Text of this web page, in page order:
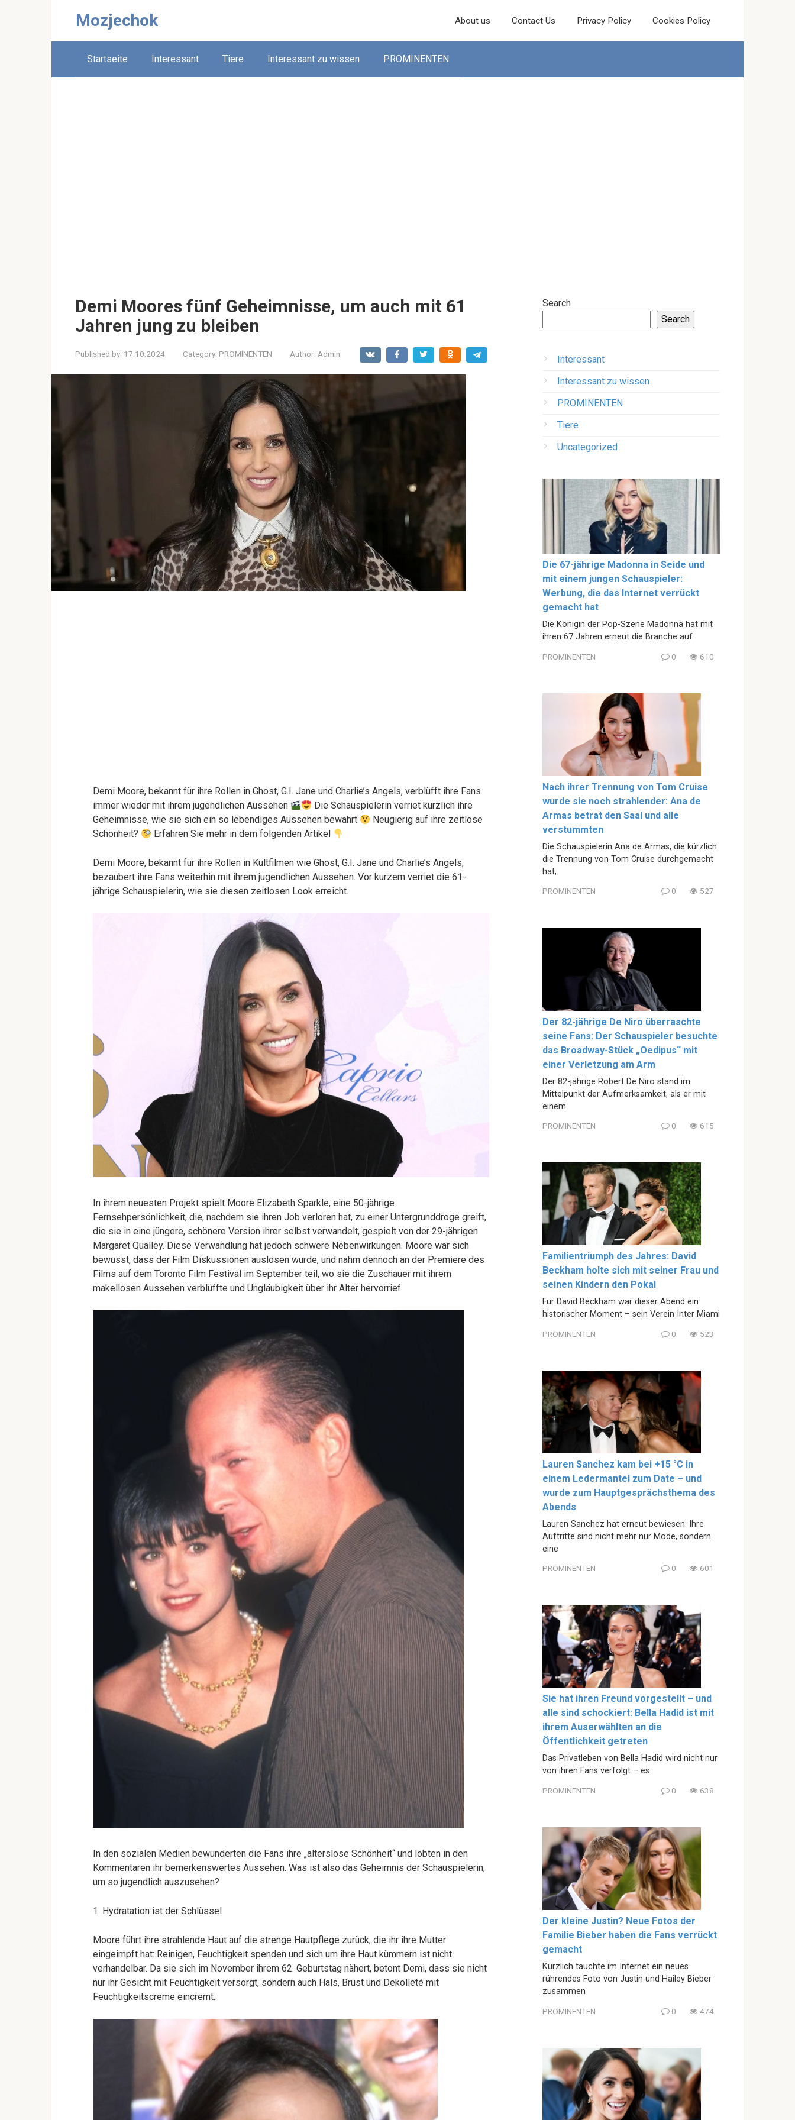
Mozjechok About us Contact Us Privacy Policy Cookies Policy
Startseite Interessant Tiere Interessant zu wissen PROMINENTEN
Demi Moores fünf Geheimnisse, um auch mit 61
Jahren jung zu bleiben
Published by: 17.10.2024 Category: PROMINENTEN Author: Admin
Demi Moore, bekannt für ihre Rollen in Ghost, G.I. Jane und Charlie’s Angels, verblüfft ihre Fans
immer wieder mit ihrem jugendlichen Aussehen
Die Schauspielerin verriet kürzlich ihre
Geheimnisse, wie sie sich ein so lebendiges Aussehen bewahrt
Neugierig auf ihre zeitlose
Schönheit?
Erfahren Sie mehr in dem folgenden Artikel
Demi Moore, bekannt für ihre Rollen in Kultfilmen wie Ghost, G.I. Jane und Charlie’s Angels,
bezaubert ihre Fans weiterhin mit ihrem jugendlichen Aussehen. Vor kurzem verriet die 61-
jährige Schauspielerin, wie sie diesen zeitlosen Look erreicht.
In ihrem neuesten Projekt spielt Moore Elizabeth Sparkle, eine 50-jährige
Fernsehpersönlichkeit, die, nachdem sie ihren Job verloren hat, zu einer Untergrunddroge greift,
die sie in eine jüngere, schönere Version ihrer selbst verwandelt, gespielt von der 29-jährigen
Margaret Qualley. Diese Verwandlung hat jedoch schwere Nebenwirkungen. Moore war sich
bewusst, dass der Film Diskussionen auslösen würde, und nahm dennoch an der Premiere des
Films auf dem Toronto Film Festival im September teil, wo sie die Zuschauer mit ihrem
makellosen Aussehen verblüffte und Ungläubigkeit über ihr Alter hervorrief.
In den sozialen Medien bewunderten die Fans ihre „alterslose Schönheit“ und lobten in den
Kommentaren ihr bemerkenswertes Aussehen. Was ist also das Geheimnis der Schauspielerin,
um so jugendlich auszusehen?
1. Hydratation ist der Schlüssel
Moore führt ihre strahlende Haut auf die strenge Hautpflege zurück, die ihr ihre Mutter
eingeimpft hat: Reinigen, Feuchtigkeit spenden und sich um ihre Haut kümmern ist nicht
verhandelbar. Da sie sich im November ihrem 62. Geburtstag nähert, betont Demi, dass sie nicht
nur ihr Gesicht mit Feuchtigkeit versorgt, sondern auch Hals, Brust und Dekolleté mit
Feuchtigkeitscreme eincremt.
Search
Search
Interessant
Interessant zu wissen
PROMINENTEN
Tiere
Uncategorized
Die 67-jährige Madonna in Seide und
mit einem jungen Schauspieler:
Werbung, die das Internet verrückt
gemacht hat
Die Königin der Pop-Szene Madonna hat mit
ihren 67 Jahren erneut die Branche auf
PROMINENTEN 0 610
Nach ihrer Trennung von Tom Cruise
wurde sie noch strahlender: Ana de
Armas betrat den Saal und alle
verstummten
Die Schauspielerin Ana de Armas, die kürzlich
die Trennung von Tom Cruise durchgemacht
hat,
PROMINENTEN 0 527
Der 82-jährige De Niro überraschte
seine Fans: Der Schauspieler besuchte
das Broadway-Stück „Oedipus“ mit
einer Verletzung am Arm
Der 82-jährige Robert De Niro stand im
Mittelpunkt der Aufmerksamkeit, als er mit
einem
PROMINENTEN 0 615
Familientriumph des Jahres: David
Beckham holte sich mit seiner Frau und
seinen Kindern den Pokal
Für David Beckham war dieser Abend ein
historischer Moment – sein Verein Inter Miami
PROMINENTEN 0 523
Lauren Sanchez kam bei +15 °C in
einem Ledermantel zum Date – und
wurde zum Hauptgesprächsthema des
Abends
Lauren Sanchez hat erneut bewiesen: Ihre
Auftritte sind nicht mehr nur Mode, sondern
eine
PROMINENTEN 0 601
Sie hat ihren Freund vorgestellt – und
alle sind schockiert: Bella Hadid ist mit
ihrem Auserwählten an die
Öffentlichkeit getreten
Das Privatleben von Bella Hadid wird nicht nur
von ihren Fans verfolgt – es
PROMINENTEN 0 638
Der kleine Justin? Neue Fotos der
Familie Bieber haben die Fans verrückt
gemacht
Kürzlich tauchte im Internet ein neues
rührendes Foto von Justin und Hailey Bieber
zusammen
PROMINENTEN 0 474